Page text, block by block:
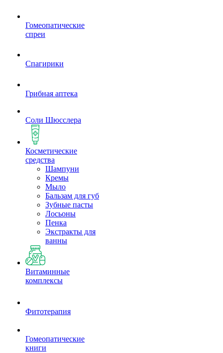
Гомеопатические
спреи
Спагирики
Грибная аптека
Соли Шюсслера
Косметические
средства
Шампуни
Кремы
Мыло
Бальзам для губ
Зубные пасты
Лосьоны
Пенка
Экстракты для
ванны
Витаминные
комплексы
Фитотерапия
Гомеопатические
книги